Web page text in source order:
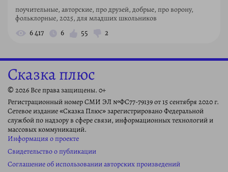
поучительные, авторские, про друзей, добрые, про ворону,
фольклорные, 2025, для младших школьников
6 417 6 55 2
Сказка плюс
© 2026 Все права защищены. 0+
Регистрационный номер СМИ ЭЛ №ФС77-79139 от 15 сентября 2020 г.
Сетевое издание «Сказка Плюс» зарегистрировано Федеральной
службой по надзору в сфере связи, информационных технологий и
массовых коммуникаций.
Информация о проекте
Свидетельство о публикации
Соглашение об использовании авторских произведений